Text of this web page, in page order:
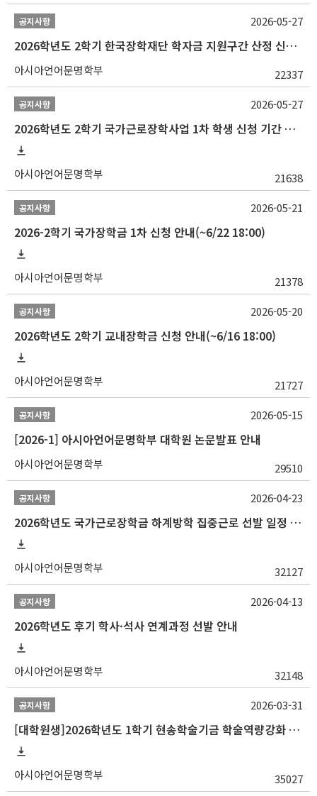
공지사항
2026학년도 2학기 한국장학재단 학자금 지원구간 산정 신청 안내
아시아언어문명학부 22337
2026-05-27
공지사항
2026학년도 2학기 국가근로장학사업 1차 학생 신청 기간 안내
아시아언어문명학부 21638
2026-05-27
공지사항
2026-2학기 국가장학금 1차 신청 안내(~6/22 18:00)
아시아언어문명학부 21378
2026-05-21
공지사항
2026학년도 2학기 교내장학금 신청 안내(~6/16 18:00)
아시아언어문명학부 21727
2026-05-20
공지사항
[2026-1] 아시아언어문명학부 대학원 논문발표 안내
아시아언어문명학부 29510
2026-05-15
공지사항
2026학년도 국가근로장학금 하계방학 집중근로 선발 일정 안내
아시아언어문명학부 32127
2026-04-23
공지사항
2026학년도 후기 학사·석사 연계과정 선발 안내
아시아언어문명학부 32148
2026-04-13
공지사항
[대학원생]2026학년도 1학기 현송학술기금 학술역량강화 사업 안내
아시아언어문명학부 35027
2026-03-31